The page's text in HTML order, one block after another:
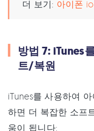
더 보기: 아이폰
방법 7: iTunes
트/복원
iTunes를 사용하여
하면 더 복잡한 소프
움이 됩니다: